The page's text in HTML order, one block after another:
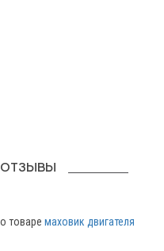
товаре маховик двигателя